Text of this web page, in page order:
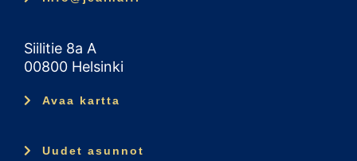
Siilitie 8a A
00800 Helsinki
Avaa kartta
Uudet asunnot